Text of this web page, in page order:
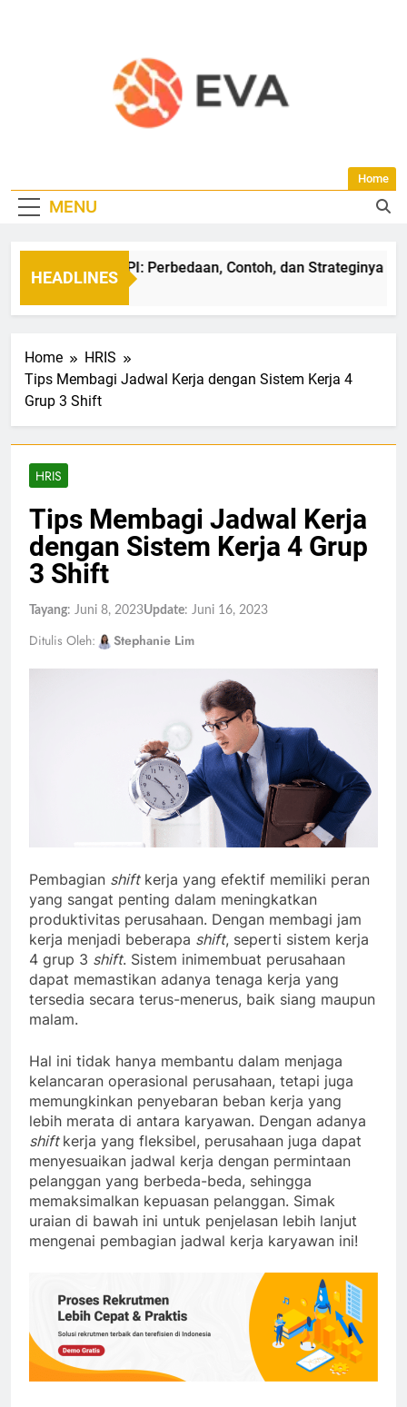
Blog EVA-HR |
Seputar
Aplikasi HRIS,
Payroll, Administrasi SDM Untuk Efisiensi
Bisnis Di Blog EVA Dan Dapatkan Solusi
MENU
Home
HEADLINES
OKR vs KPI: Perbedaan, Contoh, dan Strateginya
Home
HRIS
Tips Membagi Jadwal Kerja dengan Sistem Kerja 4
Grup 3 Shift
HRIS
Tips Membagi Jadwal Kerja
dengan Sistem Kerja 4 Grup
3 Shift
Tayang: Juni 8, 2023Update: Juni 16, 2023
Ditulis Oleh: Stephanie Lim
Pembagian shiftkerja yang efektif memiliki peran
yang sangat penting dalam meningkatkan
produktivitas perusahaan. Dengan membagi jam
kerja menjadi beberapa shift, seperti sistem kerja
4 grup 3 shift. Sistem inimembuat perusahaan
dapat memastikan adanya tenaga kerja yang
tersedia secara terus-menerus, baik siang maupun
malam.
Hal ini tidak hanya membantu dalam menjaga
kelancaran operasional perusahaan, tetapi juga
memungkinkan penyebaran beban kerja yang
lebih merata di antara karyawan. Dengan adanya
shift kerja yang fleksibel, perusahaan juga dapat
menyesuaikan jadwal kerja dengan permintaan
pelanggan yang berbeda-beda, sehingga
memaksimalkan kepuasan pelanggan. Simak
uraian di bawah ini untuk penjelasan lebih lanjut
mengenai pembagian jadwal kerja karyawan ini!